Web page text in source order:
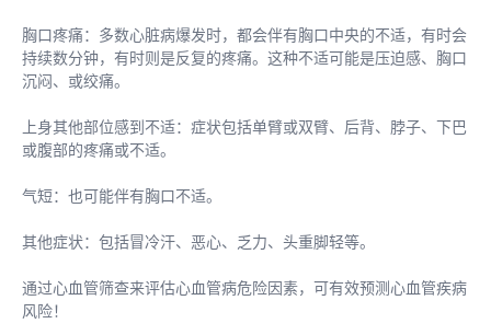
胸口疼痛：多数心脏病爆发时，都会伴有胸口中央的不适，有时会
持续数分钟，有时则是反复的疼痛。这种不适可能是压迫感、胸口
沉闷、或绞痛。
上身其他部位感到不适：症状包括单臂或双臂、后背、脖子、下巴
或腹部的疼痛或不适。
气短：也可能伴有胸口不适。
其他症状：包括冒冷汗、恶心、乏力、头重脚轻等。
通过心血管筛查来评估心血管病危险因素，可有效预测心血管疾病
风险！